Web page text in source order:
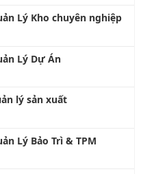
Lý Kho chuyên nghiệp
Lý Dự Án
lý sản xuất
Lý Bảo Trì & TPM